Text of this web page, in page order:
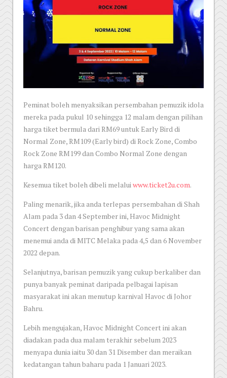
Peminat boleh menyaksikan persembahan pemuzik idola
mereka pada pukul 10 sehingga 12 malam dengan pilihan
harga tiket bermula dari RM69 untuk Early Bird di
Normal Zone, RM109 (Early bird) di Rock Zone, Combo
Rock Zone RM199 dan Combo Normal Zone dengan
harga RM120.
Kesemua tiket boleh dibeli melaluiwww.ticket2u.com.
Paling menarik, jika anda terlepas persembahan di Shah
Alam pada 3 dan 4 September ini, Havoc Midnight
Concert dengan barisan penghibur yang sama akan
menemui anda di MITC Melaka pada 4,5 dan 6 November
2022 depan.
Selanjutnya, barisan pemuzik yang cukup berkaliber dan
punya banyak peminat daripada pelbagai lapisan
masyarakat ini akan menutup karnival Havoc di Johor
Bahru.
Lebih mengujakan, Havoc Midnight Concert ini akan
diadakan pada dua malam terakhir sebelum 2023
menyapa dunia iaitu 30 dan 31 Disember dan meraikan
kedatangan tahun baharu pada 1 Januari 2023.